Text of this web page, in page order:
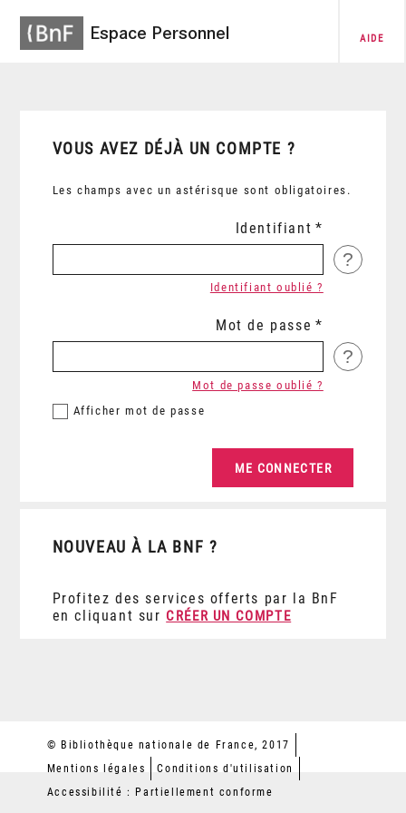
Espace Personnel AIDE
VOUS AVEZ DÉJÀ UN COMPTE ?
Les champs avec un astérisque sont obligatoires.
Identifiant
?
Identifiant oublié ?
Mot de passe
?
Afficher mot de passe
Mot de passe oublié ?
NOUVEAU À LA BNF ?
Profitez des services offerts par la BnF
en cliquant sur CRÉER UN COMPTE
© Bibliothèque nationale de France, 2017
Mentions légales
Conditions d'utilisation
Accessibilité : Partiellement conforme